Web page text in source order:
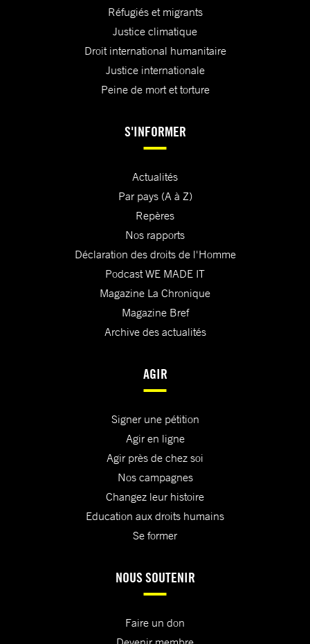
Réfugiés et migrants
Justice climatique
Droit international humanitaire
Justice internationale
Peine de mort et torture
S'INFORMER
Actualités
Par pays (A à Z)
Repères
Nos rapports
Déclaration des droits de l'Homme
Podcast WE MADE IT
Magazine La Chronique
Magazine Bref
Archive des actualités
AGIR
Signer une pétition
Agir en ligne
Agir près de chez soi
Nos campagnes
Changez leur histoire
Education aux droits humains
Se former
NOUS SOUTENIR
Faire un don